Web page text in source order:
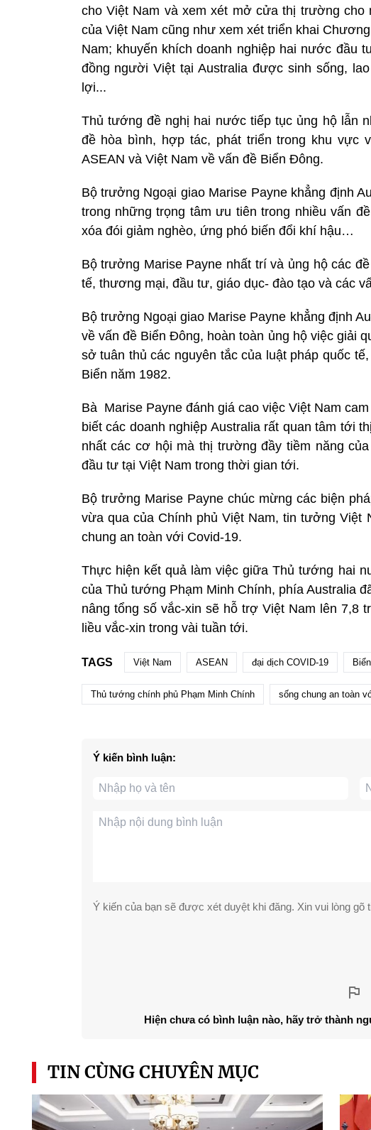
cho Việt Nam và xem xét mở cửa thị trường cho
của Việt Nam cũng như xem xét triển khai
Nam; khuyến khích doanh nghiệp hai nước đầu
đồng người Việt tại Australia được sinh sống,
lợi...
Thủ tướng đề nghị hai nước tiếp tục ủng hộ lẫn
đề hòa bình, hợp tác, phát triển trong khu vực
ASEAN và Việt Nam về vấn đề Biển Đông.
Bộ trưởng Ngoại giao Marise Payne khẳng định
trong những trọng tâm ưu tiên trong nhiều vấn
xóa đói giảm nghèo, ứng phó biến đổi khí hậu…
Bộ trưởng Marise Payne nhất trí và ủng hộ các
tế, thương mại, đầu tư, giáo dục- đào tạo và các
Bộ trưởng Ngoại giao Marise Payne khẳng định
về vấn đề Biển Đông, hoàn toàn ủng hộ việc giải
sở tuân thủ các nguyên tắc của luật pháp quốc
Biển năm 1982.
Bà Marise Payne đánh giá cao việc Việt Nam
biết các doanh nghiệp Australia rất quan tâm tới
nhất các cơ hội mà thị trường đầy tiềm năng
đầu tư tại Việt Nam trong thời gian tới.
Bộ trưởng Marise Payne chúc mừng các biện
vừa qua của Chính phủ Việt Nam, tin tưởng Việt
chung an toàn với Covid-19.
Thực hiện kết quả làm việc giữa Thủ tướng hai
của Thủ tướng Phạm Minh Chính, phía Australia
nâng tổng số vắc-xin sẽ hỗ trợ Việt Nam lên 7,8
liều vắc-xin trong vài tuần tới.
TAGS Việt Nam ASEAN đại dịch COVID-19
Thủ tướng chính phủ Phạm Minh Chính sống chung an toàn
Ý kiến bình luận:
Ý kiến của bạn sẽ được xét duyệt khi đăng. Xin vui lòng gõ
Hiện chưa có bình luận nào, hãy trở thành
TIN CÙNG CHUYÊN MỤC